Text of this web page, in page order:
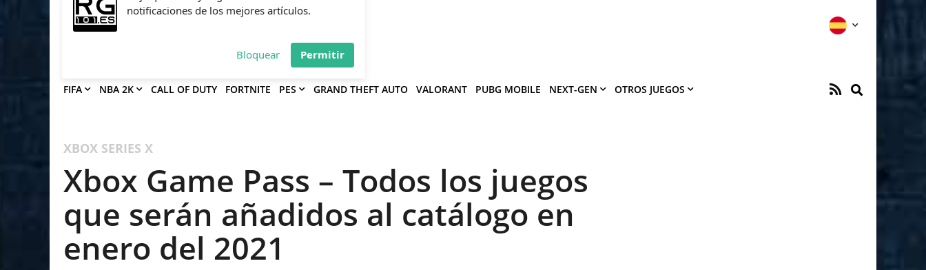
Deja que Gfinity Digital Network te envíe
FIFA NBA 2K CALL OF DUTY FORTNITE PES GRAND THEFT AUTO VALORANT PUBG MOBILE NEXT-GEN OTROS JUEGOS
XBOX SERIES X
Xbox Game Pass – Todos los juegos
que serán añadidos al catálogo en
enero del 2021